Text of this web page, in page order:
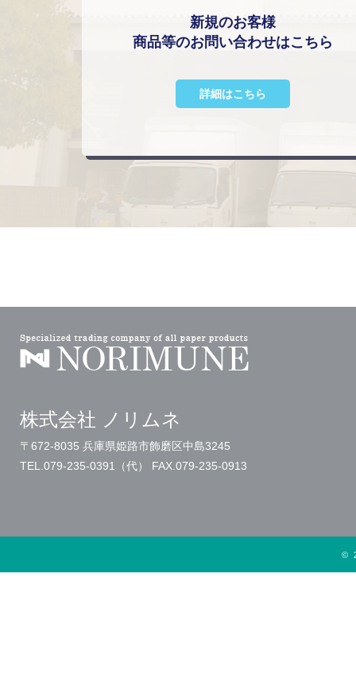
新規のお客様
商品等のお問い合わせはこちら
詳細はこちら
株式会社 ノリムネ
〒672-8035 兵庫県姫路市飾磨区中島3245
TEL.079-235-0391（代）
FAX.079-235-0913
©